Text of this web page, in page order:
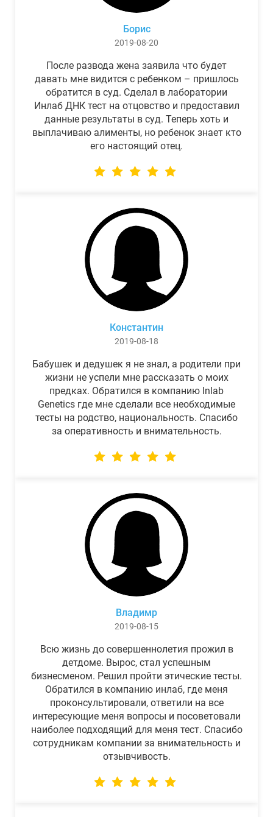
Борис
2019-08-20
После развода жена заявила что будет
давать мне видится с ребенком – пришлось
обратится в суд. Сделал в лаборатории
Инлаб ДНК тест на отцовство и предоставил
данные результаты в суд. Теперь хоть и
выплачиваю алименты, но ребенок знает кто
его настоящий отец.
Константин
2019-08-18
Бабушек и дедушек я не знал, а родители при
жизни не успели мне рассказать о моих
предках. Обратился в компанию Inlab
Genetics где мне сделали все необходимые
тесты на родство, национальность. Спасибо
за оперативность и внимательность.
Владимр
2019-08-15
Всю жизнь до совершеннолетия прожил в
детдоме. Вырос, стал успешным
бизнесменом. Решил пройти этические тесты.
Обратился в компанию инлаб, где меня
проконсультировали, ответили на все
интересующие меня вопросы и посоветовали
наиболее подходящий для меня тест. Спасибо
сотрудникам компании за внимательность и
отзывчивость.